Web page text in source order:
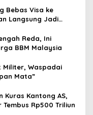
Bebas Visa ke
Langsung Jadi
Reda, Ini
BBM Malaysia
Militer, Waspadai
Mata”
Kuras Kantong AS,
Rp500 Triliun